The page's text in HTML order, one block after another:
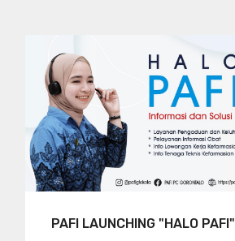
PAFI LAUNCHING "HALO PAFI"